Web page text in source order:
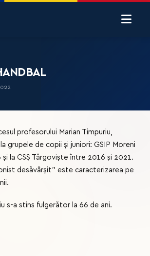
profesorului Marian Timpuriu,
grupele de copii și juniori: GSIP Moreni
la CSȘ Târgoviște între 2016 și 2021.
desăvârșit” este caracterizarea pe
s-a stins fulgerător la 66 de ani.